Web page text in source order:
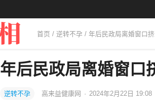
首页 / 逆转不孕 / 年后民政局离婚窗口挤
年后民政局离婚窗口
逆转不孕 高来益健康网 · 2024年2月22日 19:08